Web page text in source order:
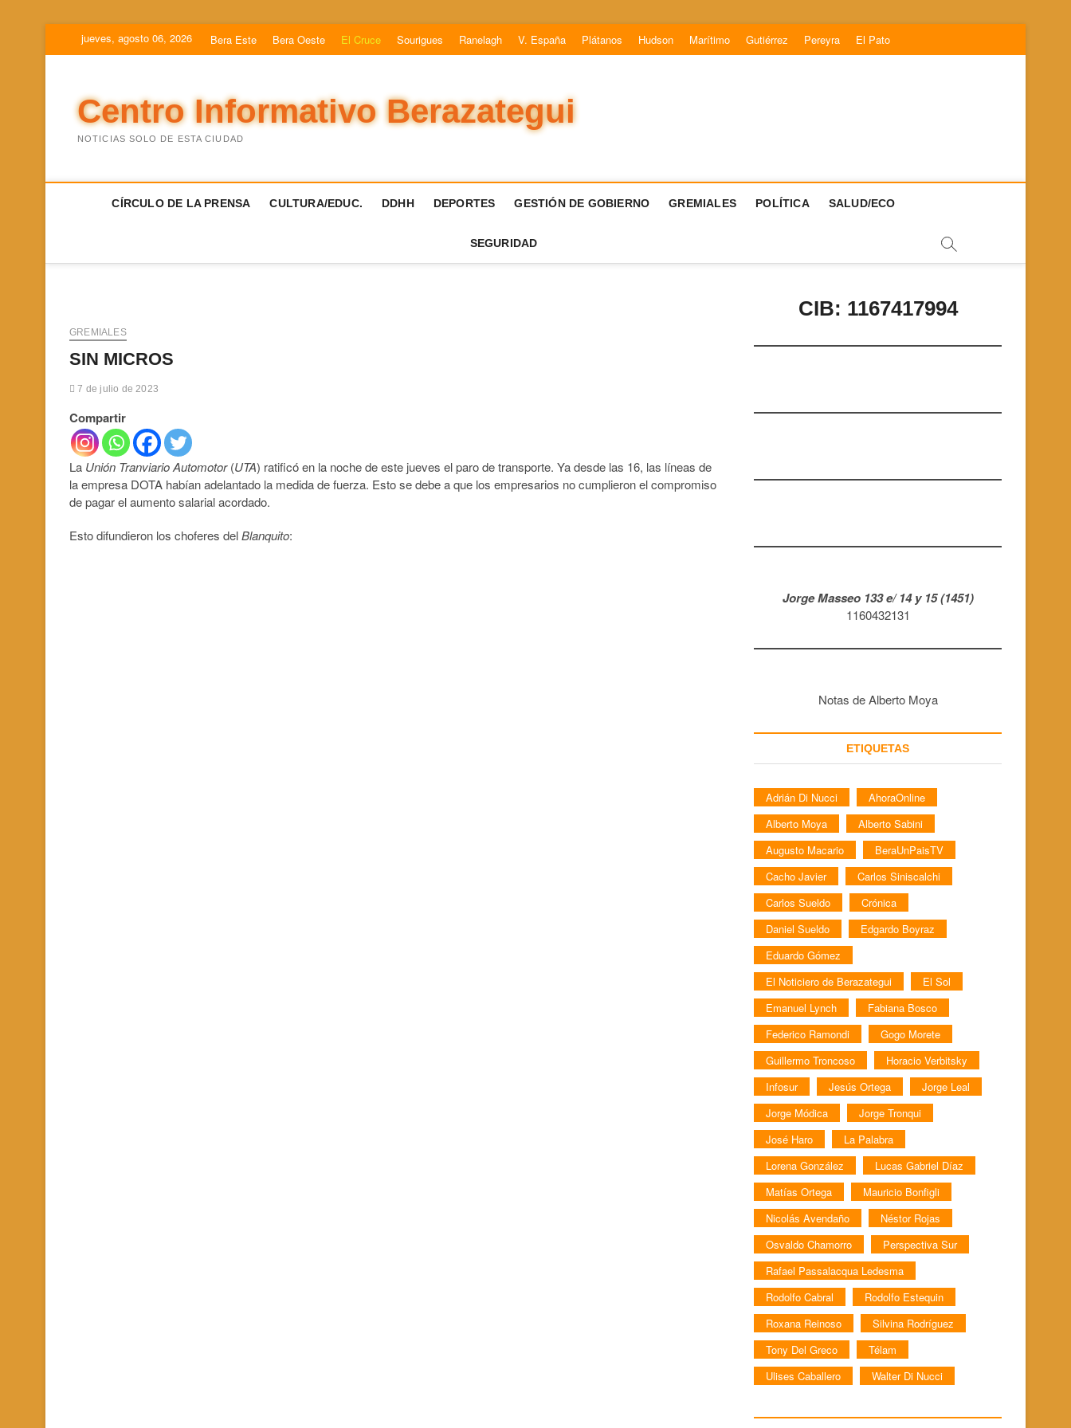
jueves, agosto 06, 2026 Bera Este Bera Oeste El Cruce Sourigues Ranelagh V. España Plátanos Hudson Marítimo Gutiérrez Pereyra El Pato
Centro Informativo Berazategui
NOTICIAS SOLO DE ESTA CIUDAD
CÍRCULO DE LA PRENSA CULTURA/EDUC. DDHH DEPORTES GESTIÓN DE GOBIERNO GREMIALES POLÍTICA SALUD/ECO
SEGURIDAD
GREMIALES
SIN MICROS
7 de julio de 2023
Compartir
La Unión Tranviario Automotor(UTA) ratificó en la noche de este jueves el paro de transporte. Ya desde las 16, las líneas de
la empresa DOTA habían adelantado la medida de fuerza. Esto se debe a que los empresarios no cumplieron el compromiso
de pagar el aumento salarial acordado.
Esto difundieron los choferes delBlanquito:
CIB: 1167417994
Jorge Masseo 133 e/ 14 y 15 (1451)
1160432131
Notas de Alberto Moya
ETIQUETAS
Adrián Di Nucci
AhoraOnline
Alberto Moya
Alberto Sabini
Augusto Macario
BeraUnPaisTV
Cacho Javier
Carlos Siniscalchi
Carlos Sueldo
Crónica
Daniel Sueldo
Edgardo Boyraz
Eduardo Gómez
El Noticiero de Berazategui
El Sol
Emanuel Lynch
Fabiana Bosco
Federico Ramondi
Gogo Morete
Guillermo Troncoso
Horacio Verbitsky
Infosur
Jesús Ortega
Jorge Leal
Jorge Módica
Jorge Tronqui
José Haro
La Palabra
Lorena González
Lucas Gabriel Díaz
Matías Ortega
Mauricio Bonfigli
Nicolás Avendaño
Néstor Rojas
Osvaldo Chamorro
Perspectiva Sur
Rafael Passalacqua Ledesma
Rodolfo Cabral
Rodolfo Estequin
Roxana Reinoso
Silvina Rodríguez
Tony Del Greco
Télam
Ulises Caballero
Walter Di Nucci